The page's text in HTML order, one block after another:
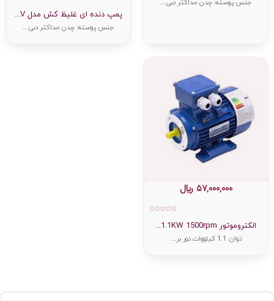
جنس پوسته: چدن حداکثر دبی...
پمپ دنده ای غلیظ کش مدل V...
جنس پوسته: چدن حداکثر دبی...
الکتروموتور 1.1KW 1500rpm...
57,000,000 ﷼
توان: 1.1 کیلووات دور بر...